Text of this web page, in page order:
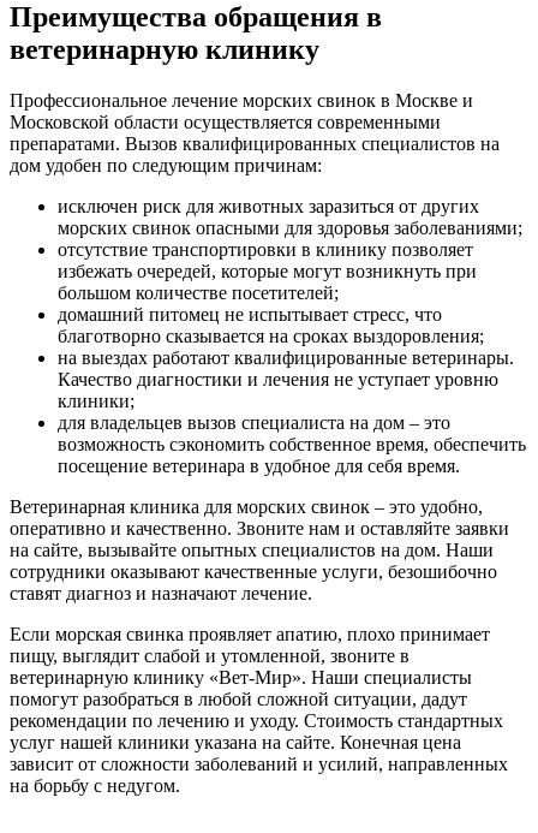
Преимущества обращения в
ветеринарную клинику
Профессиональное лечение морских свинок в Москве и
Московской области осуществляется современными
препаратами. Вызов квалифицированных специалистов на
дом удобен по следующим причинам:
исключен риск для животных заразиться от других
морских свинок опасными для здоровья заболеваниями;
отсутствие транспортировки в клинику позволяет
избежать очередей, которые могут возникнуть при
большом количестве посетителей;
домашний питомец не испытывает стресс, что
благотворно сказывается на сроках выздоровления;
на выездах работают квалифицированные ветеринары.
Качество диагностики и лечения не уступает уровню
клиники;
для владельцев вызов специалиста на дом – это
возможность сэкономить собственное время, обеспечить
посещение ветеринара в удобное для себя время.
Ветеринарная клиника для морских свинок – это удобно,
оперативно и качественно. Звоните нам и оставляйте заявки
на сайте, вызывайте опытных специалистов на дом. Наши
сотрудники оказывают качественные услуги, безошибочно
ставят диагноз и назначают лечение.
Если морская свинка проявляет апатию, плохо принимает
пищу, выглядит слабой и утомленной, звоните в
ветеринарную клинику «Вет-Мир». Наши специалисты
помогут разобраться в любой сложной ситуации, дадут
рекомендации по лечению и уходу. Стоимость стандартных
услуг нашей клиники указана на сайте. Конечная цена
зависит от сложности заболеваний и усилий, направленных
на борьбу с недугом.